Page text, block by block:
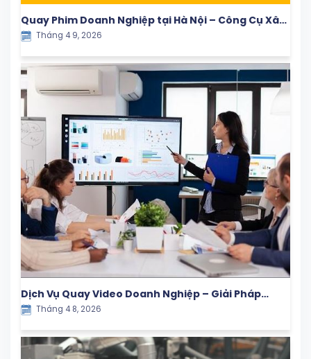
Quay Phim Doanh Nghiệp tại Hà Nội – Công Cụ Xây
Dựng Thương Hiệu & Tăng Trưởng Bền Vững
Tháng 4 9, 2026
Dịch Vụ Quay Video Doanh Nghiệp – Giải Pháp
Truyền Thông Hiệu Quả Cho Thương Hiệu Hiện Đại
Tháng 4 8, 2026